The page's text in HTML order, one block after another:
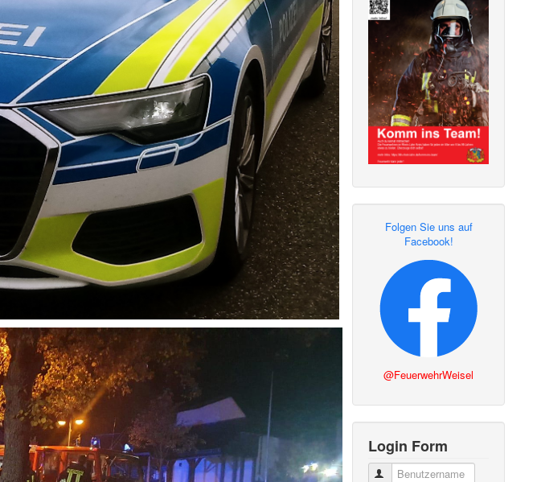
Folgen Sie uns auf
Facebook!
@FeuerwehrWeisel
Login Form
Benutzername